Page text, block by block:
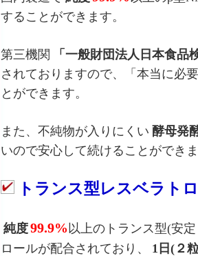
することができます。
第三機関 「一般財団法人日本食品
されておりますので、「本当に必
とができます。
また、不純物が入りにくい 酵母発
いので安心して続けることができま
トランス型レスベラト
純度99.9% 以上のトランス型(安
ロールが配合されており、
1日(２